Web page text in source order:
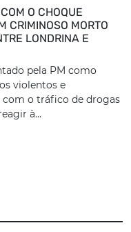
O CHOQUE
CRIMINOSO MORTO
LONDRINA E
pela PM como
violentos e
o tráfico de drogas
à...